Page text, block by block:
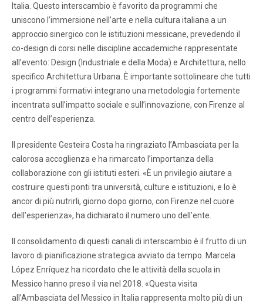
Italia. Questo interscambio è favorito da programmi che
uniscono l’immersione nell’arte e nella cultura italiana a un
approccio sinergico con le istituzioni messicane, prevedendo il
co-design di corsi nelle discipline accademiche rappresentate
all’evento: Design (Industriale e della Moda) e Architettura, nello
specifico Architettura Urbana. È importante sottolineare che tutti
i programmi formativi integrano una metodologia fortemente
incentrata sull’impatto sociale e sull’innovazione, con Firenze al
centro dell’esperienza.
Il presidente Gesteira Costa ha ringraziato l’Ambasciata per la
calorosa accoglienza e ha rimarcato l’importanza della
collaborazione con gli istituti esteri. «È un privilegio aiutare a
costruire questi ponti tra università, culture e istituzioni, e lo è
ancor di più nutrirli, giorno dopo giorno, con Firenze nel cuore
dell’esperienza», ha dichiarato il numero uno dell’ente.
Il consolidamento di questi canali di interscambio è il frutto di un
lavoro di pianificazione strategica avviato da tempo. Marcela
López Enríquez ha ricordato che le attività della scuola in
Messico hanno preso il via nel 2018. «Questa visita
all’Ambasciata del Messico in Italia rappresenta molto più di un